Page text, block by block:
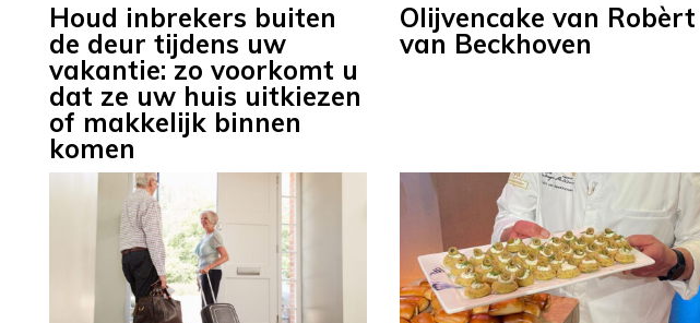
Houd inbrekers buiten
de deur tijdens uw
vakantie: zo voorkomt u
dat ze uw huis uitkiezen
of makkelijk binnen
komen
Olijvencake van Robèrt
van Beckhoven